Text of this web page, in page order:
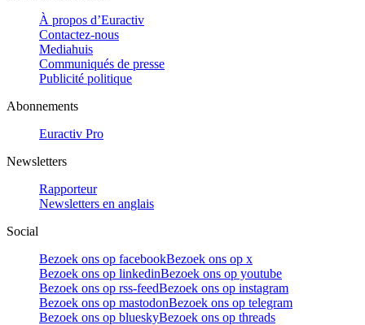
À propos d’Euractiv
Contactez-nous
Mediahuis
Communiqués de presse
Publicité politique
Abonnements
Euractiv Pro
Newsletters
Rapporteur
Newsletters en anglais
Social
Bezoek ons op facebookBezoek ons op x
Bezoek ons op linkedinBezoek ons op youtube
Bezoek ons op rss-feedBezoek ons op instagram
Bezoek ons op mastodonBezoek ons op telegram
Bezoek ons op blueskyBezoek ons op threads